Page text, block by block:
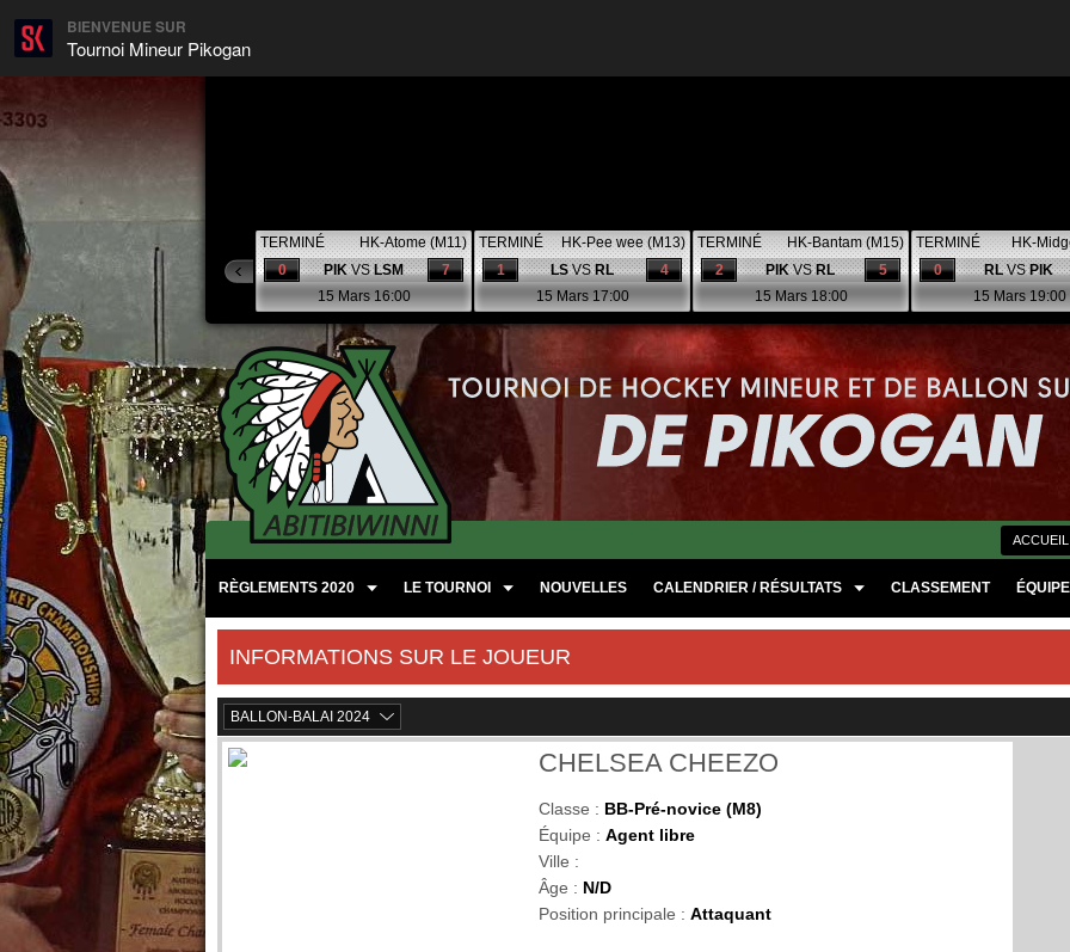
BIENVENUE SUR
Tournoi Mineur Pikogan
TERMINÉ
HK-Atome (M11)
7
0 PIKVSLSM
15 Mars 16:00
TERMINÉ
HK-Pee wee (M13)
4
1 LSVSRL
15 Mars 17:00
TERMINÉ
HK-Bantam (M15)
5
2 PIKVSRL
15 Mars 18:00
TERMINÉ
HK-
0
RLVSPIK
15 Mars 19:00
ACCUEIL
RÈGLEMENTS 2020 LE TOURNOI NOUVELLES CALENDRIER / RÉSULTATS CLASSEMENT
INFORMATIONS SUR LE JOUEUR
BALLON-BALAI 2024
CHELSEA CHEEZO
Classe : BB-Pré-novice (M8)
Équipe : Agent libre
Ville :
Âge : N/D
Position principale : Attaquant